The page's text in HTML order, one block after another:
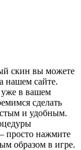
скин вы можете
нашем сайте.
в вашем
сделать
и удобным.
просто нажмите
образом в игре.